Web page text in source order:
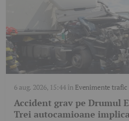
6 aug. 2026, 15:44în Evenimente trafic
Accident grav pe Drumul
Trei autocamioane